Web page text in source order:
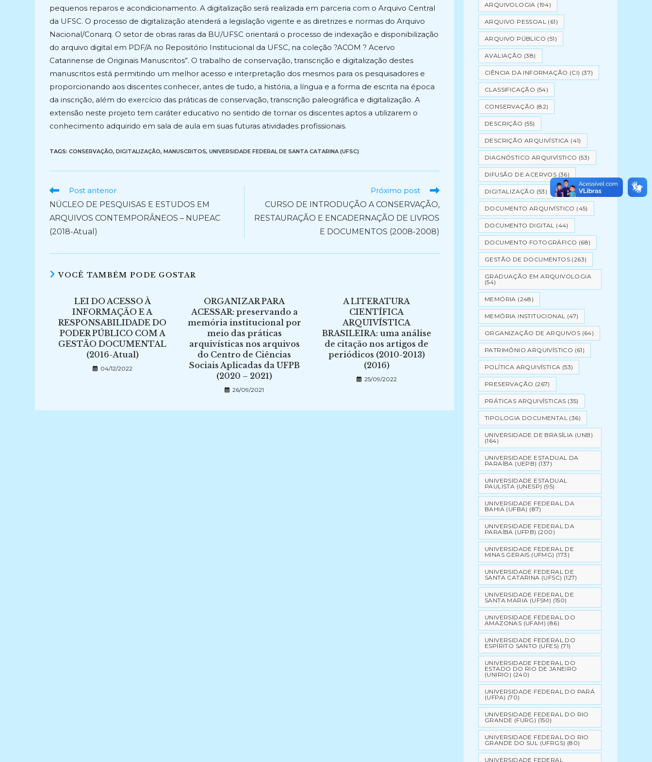
pequenos reparos e acondicionamento. A digitalização será realizada em parceria com o Arquivo Central
da UFSC. O processo de digitalização atenderá a legislação vigente e as diretrizes e normas do Arquivo
Nacional/Conarq. O setor de obras raras da BU/UFSC orientará o processo de indexação e disponibilização
do arquivo digital em PDF/A no Repositório Institucional da UFSC, na coleção ?ACOM ? Acervo
Catarinense de Originais Manuscritos”. O trabalho de conservação, transcrição e digitalização destes
manuscritos está permitindo um melhor acesso e interpretação dos mesmos para os pesquisadores e
proporcionando aos discentes conhecer, antes de tudo, a história, a língua e a forma de escrita na época
da inscrição, além do exercício das práticas de conservação, transcrição paleográfica e digitalização. A
extensão neste projeto tem caráter educativo no sentido de tornar os discentes aptos a utilizarem o
conhecimento adquirido em sala de aula em suas futuras atividades profissionais.
TAGS: CONSERVAÇÃO, DIGITALIZAÇÃO, MANUSCRITOS, UNIVERSIDADE FEDERAL DE SANTA CATARINA (UFSC)
Ler
mais
artigos
Post anterior
NÚCLEO DE PESQUISAS E ESTUDOS EM
ARQUIVOS CONTEMPORÂNEOS – NUPEAC
(2018-Atual)
Próximo post
CURSO DE INTRODUÇÃO A CONSERVAÇÃO,
RESTAURAÇÃO E ENCADERNAÇÃO DE LIVROS
E DOCUMENTOS (2008-2008)
VOCÊ TAMBÉM PODE GOSTAR
LEI DO ACESSO À
INFORMAÇÃO E A
RESPONSABILIDADE DO
PODER PÚBLICO COM A
GESTÃO DOCUMENTAL
(2016-Atual)
04/12/2022
ORGANIZAR PARA
ACESSAR: preservando a
memória institucional por
meio das práticas
arquivísticas nos arquivos
do Centro de Ciências
Sociais Aplicadas da UFPB
(2020 – 2021)
26/09/2021
A LITERATURA
CIENTÍFICA
ARQUIVÍSTICA
BRASILEIRA: uma análise
de citação nos artigos de
periódicos (2010-2013)
(2016)
25/09/2022
ARQUIVOLOGIA (194)
ARQUIVO PESSOAL (61)
ARQUIVO PÚBLICO (51)
AVALIAÇÃO (38)
CIÊNCIA DA INFORMAÇÃO (CI) (37)
CLASSIFICAÇÃO (54)
CONSERVAÇÃO (82)
DESCRIÇÃO (55)
DESCRIÇÃO ARQUIVÍSTICA (41)
DIAGNÓSTICO ARQUIVÍSTICO (53)
DIFUSÃO DE ACERVOS (36)
DIGITALIZAÇÃO (53)
DOCUMENTO ARQUIVÍSTICO (45)
DOCUMENTO DIGITAL (44)
DOCUMENTO FOTOGRÁFICO (68)
GESTÃO DE DOCUMENTOS (263)
GRADUAÇÃO EM ARQUIVOLOGIA
(54)
MEMÓRIA (248)
MEMÓRIA INSTITUCIONAL (47)
ORGANIZAÇÃO DE ARQUIVOS (64)
PATRIMÔNIO ARQUIVÍSTICO (61)
POLÍTICA ARQUIVÍSTICA (53)
PRESERVAÇÃO (267)
PRÁTICAS ARQUIVÍSTICAS (35)
TIPOLOGIA DOCUMENTAL (36)
UNIVERSIDADE DE BRASÍLIA (UNB)
(164)
UNIVERSIDADE ESTADUAL DA
PARAÍBA (UEPB) (137)
UNIVERSIDADE ESTADUAL
PAULISTA (UNESP) (95)
UNIVERSIDADE FEDERAL DA
BAHIA (UFBA) (87)
UNIVERSIDADE FEDERAL DA
PARAÍBA (UFPB) (200)
UNIVERSIDADE FEDERAL DE
MINAS GERAIS (UFMG) (173)
UNIVERSIDADE FEDERAL DE
SANTA CATARINA (UFSC) (127)
UNIVERSIDADE FEDERAL DE
SANTA MARIA (UFSM) (150)
UNIVERSIDADE FEDERAL DO
AMAZONAS (UFAM) (86)
UNIVERSIDADE FEDERAL DO
ESPÍRITO SANTO (UFES) (71)
UNIVERSIDADE FEDERAL DO
ESTADO DO RIO DE JANEIRO
(UNIRIO) (240)
UNIVERSIDADE FEDERAL DO PARÁ
(UFPA) (70)
UNIVERSIDADE FEDERAL DO RIO
GRANDE (FURG) (150)
UNIVERSIDADE FEDERAL DO RIO
GRANDE DO SUL (UFRGS) (80)
UNIVERSIDADE FEDERAL